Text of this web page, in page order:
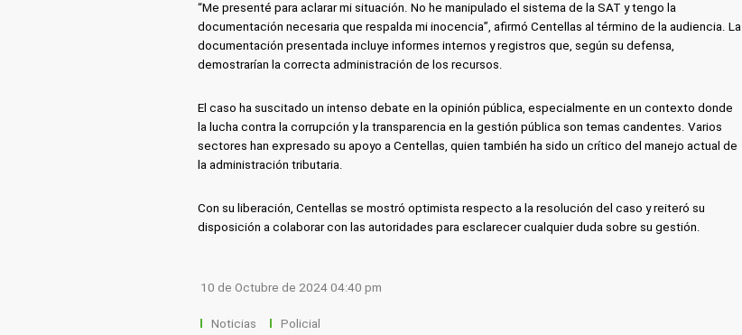
“Me presenté para aclarar mi situación. No he manipulado el sistema de la SAT y tengo la
documentación necesaria que respalda mi inocencia”, afirmó Centellas al término de la audiencia. La
documentación presentada incluye informes internos y registros que, según su defensa,
demostrarían la correcta administración de los recursos.
El caso ha suscitado un intenso debate en la opinión pública, especialmente en un contexto donde
la lucha contra la corrupción y la transparencia en la gestión pública son temas candentes. Varios
sectores han expresado su apoyo a Centellas, quien también ha sido un crítico del manejo actual de
la administración tributaria.
Con su liberación, Centellas se mostró optimista respecto a la resolución del caso y reiteró su
disposición a colaborar con las autoridades para esclarecer cualquier duda sobre su gestión.
10 de Octubre de 2024 04:40 pm
Noticias Policial